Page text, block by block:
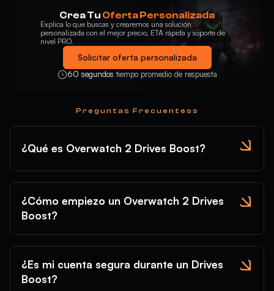
Crea Tu Oferta Personalizada
Explica lo que buscas y crearemos una solución
personalizada con el mejor precio, ETA rápida y soporte de
nivel PRO.
Solicitar oferta personalizada
60 segundostiempo promedio de respuesta
Preguntas Frecuentess
¿Qué es Overwatch 2 Drives Boost?
¿Cómo empiezo un Overwatch 2 Drives
Boost?
¿Es mi cuenta segura durante un Drives
Boost?